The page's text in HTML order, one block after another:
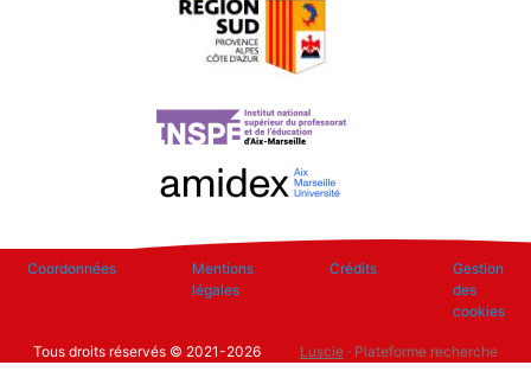
Coordonnées
Mentions
légales
Crédits
Gestion
des
cookies
Tous droits réservés © 2021-2026 Luscie· Plateforme recherche